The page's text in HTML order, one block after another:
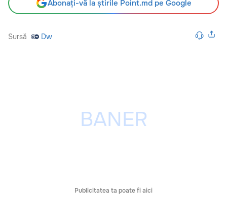
Abonați-vă la știrile Point.md pe Google
Sursă Dw
Publicitatea ta poate fi aici